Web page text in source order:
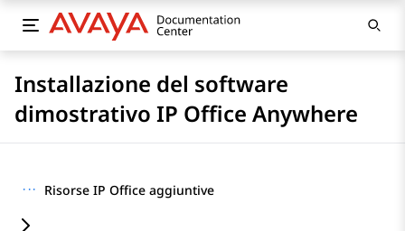
Installazione del software
dimostrativo IP Office Anywhere
··· Risorse IP Office aggiuntive